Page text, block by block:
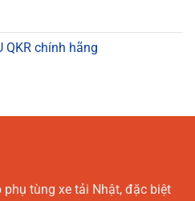
QKR chính hãng
tùng xe tải Nhật, đặc biệt